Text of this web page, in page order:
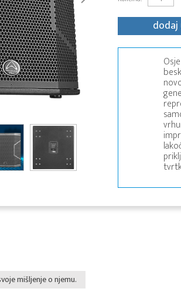
dodaj
mišljenje o njemu.